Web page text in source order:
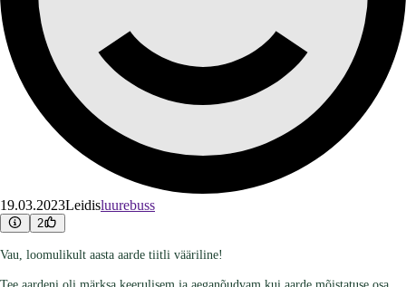
19.03.2023Leidisluurebuss
2
Vau, loomulikult aasta aarde tiitli vääriline!